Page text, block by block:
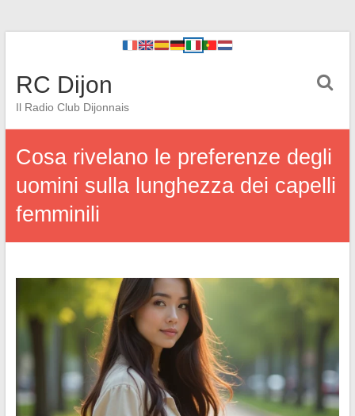
RC Dijon
Il Radio Club Dijonnais
Cosa rivelano le preferenze degli
uomini sulla lunghezza dei capelli
femminili